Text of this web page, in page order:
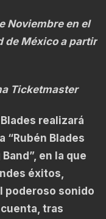
Noviembre en el
de México a partir
Ticketmaster
realizará
“Rubén Blades
en la que
éxitos,
poderoso sonido
tras